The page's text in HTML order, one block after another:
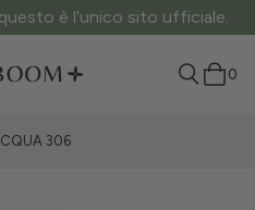
è l’unico sito ufficiale.
0
306